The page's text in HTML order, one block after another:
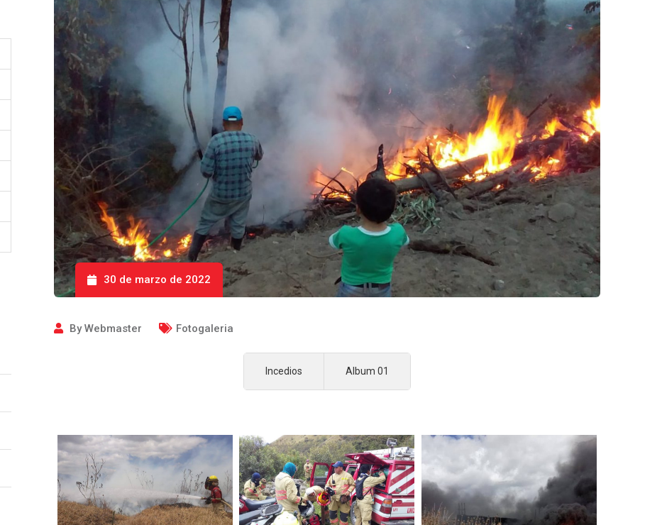
30 de marzo de 2022
ByWebmaster Fotogaleria
Incedios Album 01